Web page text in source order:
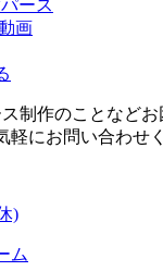
ース
画
制作のことなどお
軽にお問い合わせ
)
ム